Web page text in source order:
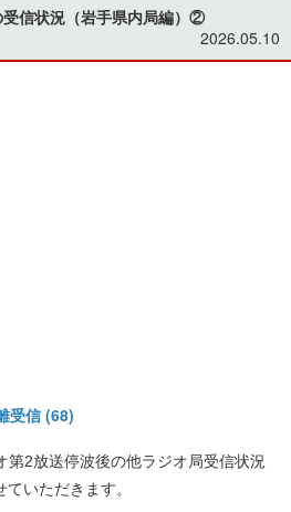
信状況（岩手県内局編）②
2026.05.10
受信 (68)
第2放送停波後の他ラジオ局受信状況
いただきます。